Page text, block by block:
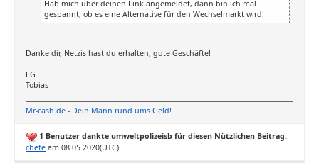
Hab mich über deinen Link angemeldet, dann bin ich mal
gespannt, ob es eine Alternative für den Wechselmarkt wird!
Danke dir, Netzis hast du erhalten, gute Geschäfte!
LG
Tobias
Mr-cash.de - Dein Mann rund ums Geld!
1 Benutzer dankte umweltpolizeisb für diesen Nützlichen Beitrag.
chefe am 08.05.2020(UTC)